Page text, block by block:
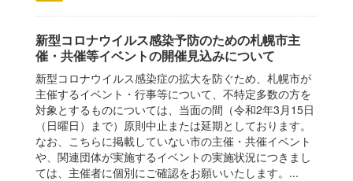
新型コロナウイルス感染予防のための札幌市主
催・共催等イベントの開催見込みについて
新型コロナウイルス感染症の拡大を防ぐため、札幌市が
主催するイベント・行事等について、不特定多数の方を
対象とするものについては、当面の間（令和2年3月15日
（日曜日）まで）原則中止または延期としております。
なお、こちらに掲載していない市の主催・共催イベント
や、関連団体が実施するイベントの実施状況につきまし
ては、主催者に個別にご確認をお願いいたします。...